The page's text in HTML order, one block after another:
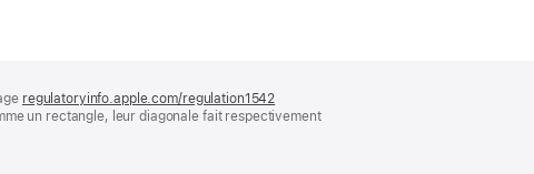
regulatoryinfo.apple.com/regulation1542
dans
un rectangle, leur diagonale fait respectivement